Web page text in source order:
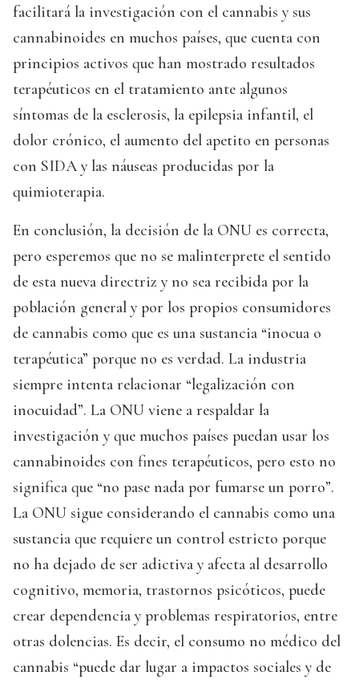
facilitará la investigación con el cannabis y sus
cannabinoides en muchos países, que cuenta con
principios activos que han mostrado resultados
terapéuticos en el tratamiento ante algunos
síntomas de la esclerosis, la epilepsia infantil, el
dolor crónico, el aumento del apetito en personas
con SIDA y las náuseas producidas por la
quimioterapia.
En conclusión, la decisión de la ONU es correcta,
pero esperemos que no se malinterprete el sentido
de esta nueva directriz y no sea recibida por la
población general y por los propios consumidores
de cannabis como que es una sustancia “inocua o
terapéutica” porque no es verdad. La industria
siempre intenta relacionar “legalización con
inocuidad”. La ONU viene a respaldar la
investigación y que muchos países puedan usar los
cannabinoides con fines terapéuticos, pero esto no
significa que “no pase nada por fumarse un porro”.
La ONU sigue considerando el cannabis como una
sustancia que requiere un control estricto porque
no ha dejado de ser adictiva y afecta al desarrollo
cognitivo, memoria, trastornos psicóticos, puede
crear dependencia y problemas respiratorios, entre
otras dolencias. Es decir, el consumo no médico del
cannabis “puede dar lugar a impactos sociales y de